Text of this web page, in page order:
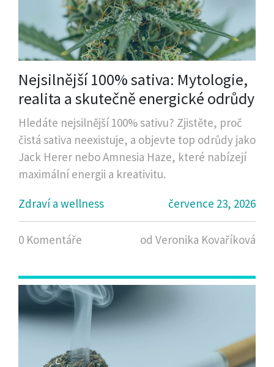
Nejsilnější 100% sativa: Mytologie,
realita a skutečně energické odrůdy
Hledáte nejsilnější 100% sativu? Zjistěte, proč
čistá sativa neexistuje, a objevte top odrůdy jako
Jack Herer nebo Amnesia Haze, které nabízejí
maximální energii a kreativitu.
Zdraví a wellness
července 23, 2026
0 Komentáře od Veronika Kovaříková